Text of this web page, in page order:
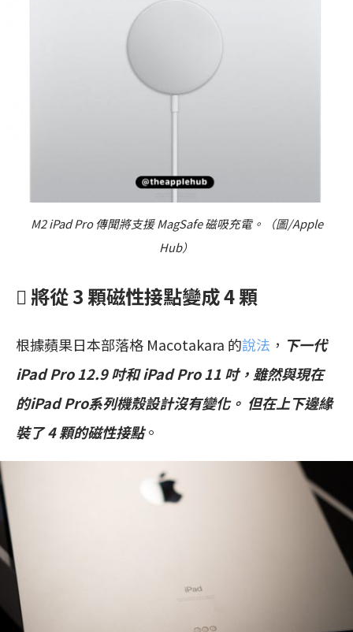
M2 iPad Pro 傳聞將支援 MagSafe 磁吸充電。（圖/Apple
Hub）
 將從 3 顆磁性接點變成 4 顆
根據蘋果日本部落格 Macotakara 的說法 ， 下一代
iPad Pro 12.9 吋和 iPad Pro 11 吋，雖然與現在
的iPad Pro系列機殼設計沒有變化。 但在上下邊緣
裝了 4 顆的磁性接點。